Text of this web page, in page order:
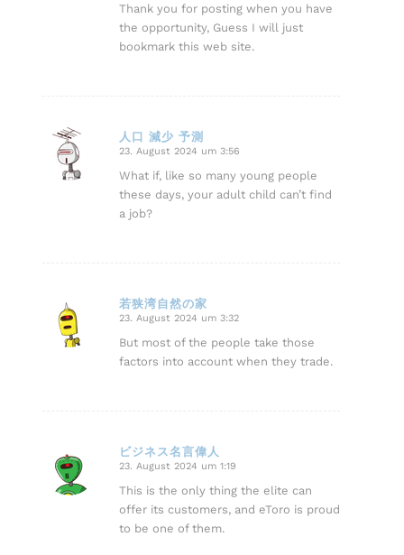
Thank you for posting when you have
the opportunity, Guess I will just
bookmark this web site.
人口 減少 予測
sagte:
23. August 2024 um 3:56
What if, like so many young people
these days, your adult child can’t find
a job?
若狭湾自然の家
sagte:
23. August 2024 um 3:32
But most of the people take those
factors into account when they trade.
ビジネス名言偉人
sagte:
23. August 2024 um 1:19
This is the only thing the elite can
offer its customers, and eToro is proud
to be one of them.